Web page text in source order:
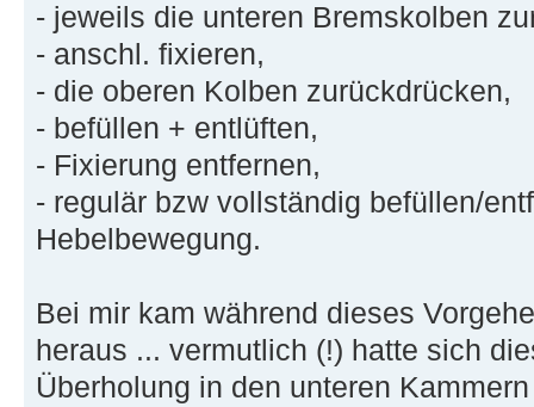
- jeweils die unteren Bremskolben
- anschl. fixieren,
- die oberen Kolben zurückdrücken,
- befüllen + entlüften,
- Fixierung entfernen,
- regulär bzw vollständig befüllen/
Hebelbewegung.
Bei mir kam während dieses
heraus ... vermutlich (!) hatte sich
Überholung in den unteren